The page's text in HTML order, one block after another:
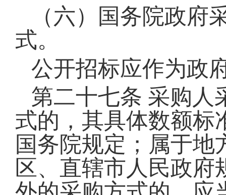
（六）国务院政府
式。
公开招标应作为政
第二十七条 采购人
式的，其具体数额标
国务院规定；属于
区、直辖市人民政